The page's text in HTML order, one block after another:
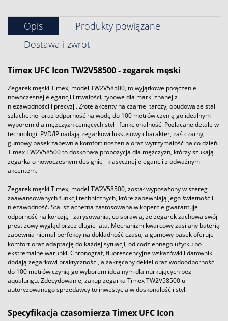
Opis
Produkty powiązane
Dostawa i zwrot
Timex UFC Icon TW2V58500 - zegarek męski
Zegarek męski Timex, model TW2V58500, to wyjątkowe połączenie
nowoczesnej elegancji i trwałości, typowe dla marki znanej z
niezawodności i precyzji. Złote akcenty na czarnej tarczy, obudowa ze stali
szlachetnej oraz odporność na wodę do 100 metrów czynią go idealnym
wyborem dla mężczyzn ceniących styl i funkcjonalność. Pozłacane detale w
technologii PVD/IP nadają zegarkowi luksusowy charakter, zaś czarny,
gumowy pasek zapewnia komfort noszenia oraz wytrzymałość na co dzień.
Timex TW2V58500 to doskonała propozycja dla mężczyzn, którzy szukają
zegarka o nowoczesnym designie i klasycznej elegancji z odważnym
akcentem.
Zegarek męski Timex, model TW2V58500, został wyposażony w szereg
zaawansowanych funkcji technicznych, które zapewniają jego świetność i
niezawodność. Stal szlachetna zastosowana w kopercie gwarantuje
odporność na korozję i zarysowania, co sprawia, że zegarek zachowa swój
prestiżowy wygląd przez długie lata. Mechanizm kwarcowy zasilany baterią
zapewnia niemal perfekcyjną dokładność czasu, a gumowy pasek oferuje
komfort oraz adaptację do każdej sytuacji, od codziennego użytku po
ekstremalne warunki. Chronograf, fluorescencyjne wskazówki i datownik
dodają zegarkowi praktyczności, a zakręcany dekiel oraz wodoodporność
do 100 metrów czynią go wyborem idealnym dla nurkujących bez
aqualungu. Zdecydowanie, zakup zegarka Timex TW2V58500 u
autoryzowanego sprzedawcy to inwestycja w doskonałość i styl.
Specyfikacja czasomierza Timex UFC Icon